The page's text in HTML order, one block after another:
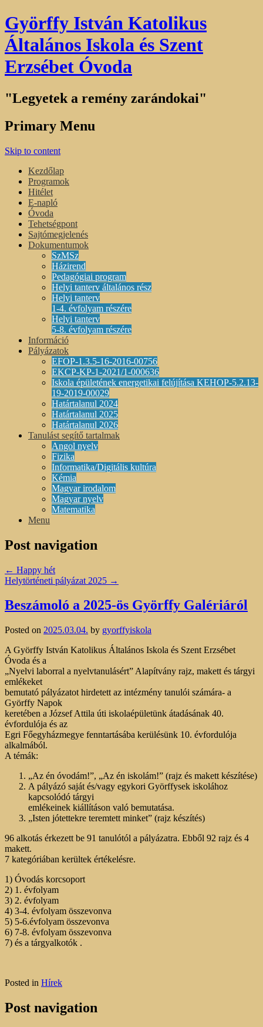
Györffy István Katolikus
Általános Iskola és Szent
Erzsébet Óvoda
"Legyetek a remény zarándokai"
Primary Menu
Skip to content
Kezdőlap
Programok
Hitélet
E-napló
Óvoda
Tehetségpont
Sajtómegjelenés
Dokumentumok
SzMSz
Házirend
Pedagógiai program
Helyi tanterv általános rész
Helyi tanterv
1-4. évfolyam részére
Helyi tanterv
5-8. évfolyam részére
Információ
Pályázatok
EFOP-1.3.5-16-2016-00756
EKCP-KP-1-2021/1-000636
Iskola épületének energetikai felújítása KEHOP-5.2.13-
19-2019-00029
Határtalanul 2024
Határtalanul 2025
Határtalanul 2026
Tanulást segítő tartalmak
Angol nyelv
Fizika
Informatika/Digitális kultúra
Kémia
Magyar irodalom
Magyar nyelv
Matematika
Menu
Post navigation
← Happy hét
Helytörténeti pályázat 2025 →
Beszámoló a 2025-ös Györffy Galériáról
Posted on 2025.03.04. by gyorffyiskola
A Györffy István Katolikus Általános Iskola és Szent Erzsébet
Óvoda és a
„Nyelvi laborral a nyelvtanulásért” Alapítvány rajz, makett és tárgyi
emlékeket
bemutató pályázatot hirdetett az intézmény tanulói számára- a
Györffy Napok
keretében a József Attila úti iskolaépületünk átadásának 40.
évfordulója és az
Egri Főegyházmegye fenntartásába kerülésünk 10. évfordulója
alkalmából.
A témák:
„Az én óvodám!”, „Az én iskolám!” (rajz és makett készítése)
A pályázó saját és/vagy egykori Györffysek iskolához
kapcsolódó tárgyi
emlékeinek kiállításon való bemutatása.
„Isten jótettekre teremtett minket” (rajz készítés)
96 alkotás érkezett be 91 tanulótól a pályázatra. Ebből 92 rajz és 4
makett.
7 kategóriában kerültek értékelésre.
1) Óvodás korcsoport
2) 1. évfolyam
3) 2. évfolyam
4) 3-4. évfolyam összevonva
5) 5-6.évfolyam összevonva
6) 7-8. évfolyam összevonva
7) és a tárgyalkotók .
Posted in Hírek
Post navigation